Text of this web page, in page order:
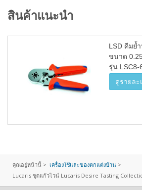
สินค้าแนะนำ
LSD คีมย้
ขนาด
รุ่น LSC8-
ดูรายละ
คุณอยู่หน้านี้ > เครื่องใช้และของตกแต่งบ้าน >
Lucaris ชุดแก้วไวน์ Lucaris Desire Tasting